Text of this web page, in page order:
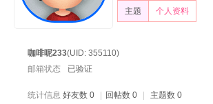
主题 个人资料
咖啡呢233(UID: 355110)
邮箱状态
已验证
统计信息 好友数 0 回帖数 0 主题数 0